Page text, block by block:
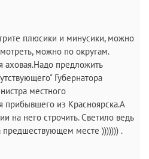
плюсики и минусики, можно
можно по округам.
аховая.Надо предложить
Губернатора
местного
прибывшего из Красноярска.А
на него строчить. Светило ведь
предшествующем месте ))))))) .